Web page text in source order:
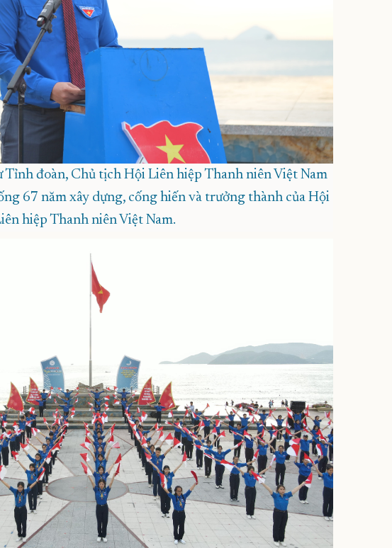
đoàn, Chủ tịch Hội Liên hiệp Thanh niên Việt Nam
67 năm xây dựng, cống hiến và trưởng thành của Hội
hiệp Thanh niên Việt Nam.